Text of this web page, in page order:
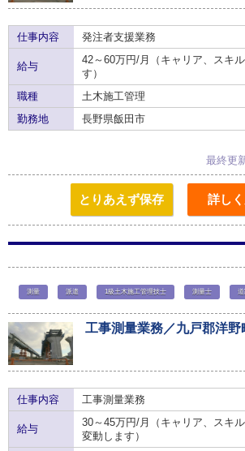
仕事内容 発注者支援業務
給与
42～60万円/月（キャリア、スキ
す）
職種
土木施工管理
勤務地
長野県飯田市
最終更
とりあえず保存 詳し
測量 派遣 1級土木施工管理技士 測量士 道
工事測量業務／九戸郡洋
仕事内容 工事測量業務
給与
30～45万円/月（キャリア、スキ
変動します）